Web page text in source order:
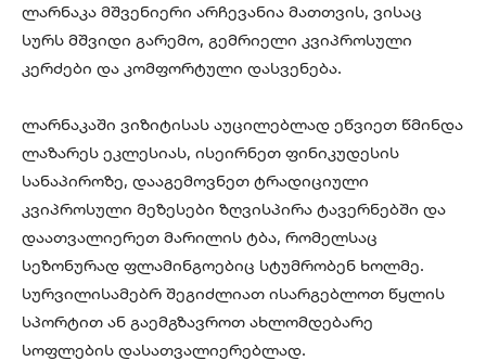
ლარნაკა მშვენიერი არჩევანია მათთვის, ვისაც
სურს მშვიდი გარემო, გემრიელი კვიპროსული
კერძები და კომფორტული დასვენება.
ლარნაკაში ვიზიტისას აუცილებლად ეწვიეთ წმინდა
ლაზარეს ეკლესიას, ისეირნეთ ფინიკუდესის
სანაპიროზე, დააგემოვნეთ ტრადიციული
კვიპროსული მეზესები ზღვისპირა ტავერნებში და
დაათვალიერეთ მარილის ტბა, რომელსაც
სეზონურად ფლამინგოებიც სტუმრობენ ხოლმე.
სურვილისამებრ შეგიძლიათ ისარგებლოთ წყლის
სპორტით ან გაემგზავროთ ახლომდებარე
სოფლების დასათვალიერებლად.